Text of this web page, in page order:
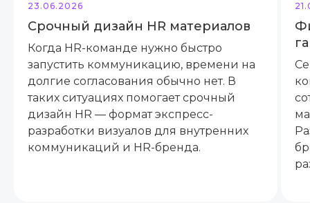
23.06.2026
Срочный дизайн HR материалов
Когда HR-команде нужно быстро
запустить коммуникацию, времени на
долгие согласования обычно нет. В
таких ситуациях помогает срочный
дизайн HR — формат экспресс-
разработки визуалов для внутренних
коммуникаций и HR-бренда.